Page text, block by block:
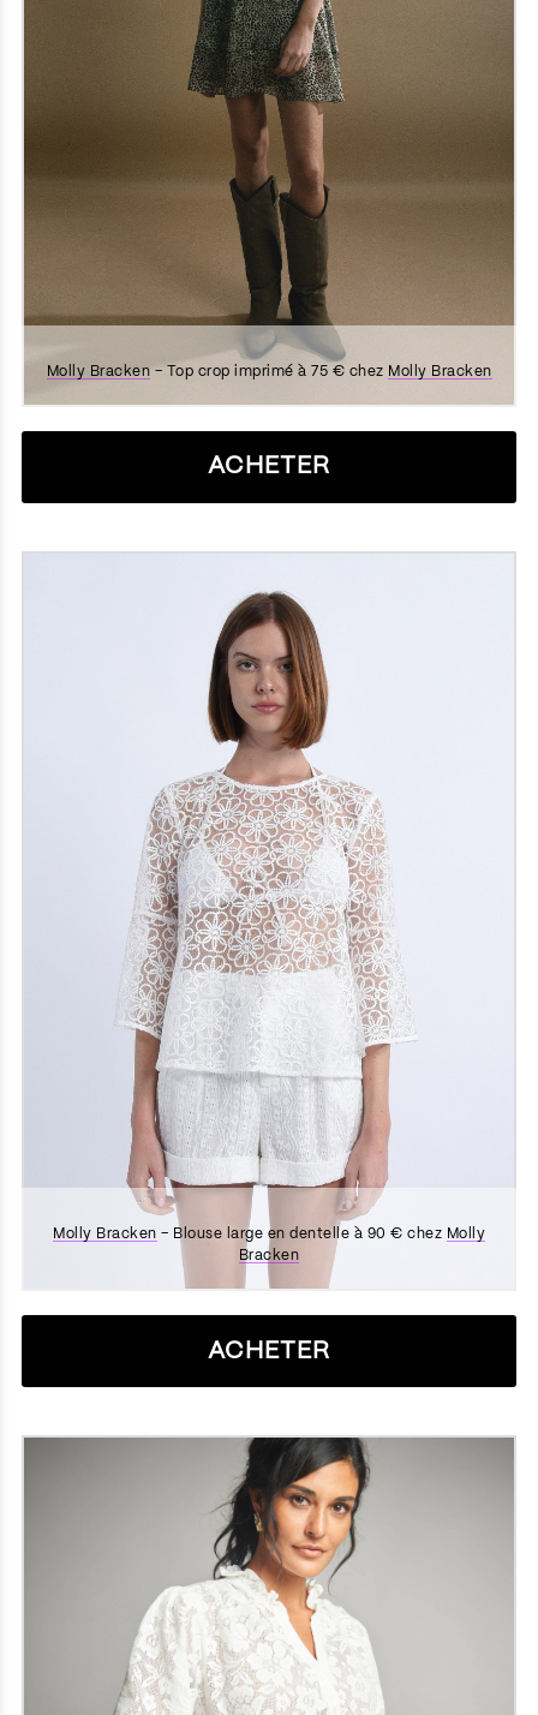
Molly Bracken – Top crop imprimé à 75 € chez Molly Bracken
ACHETER
Molly Bracken – Blouse large en dentelle à 90 € chez Molly
Bracken
ACHETER